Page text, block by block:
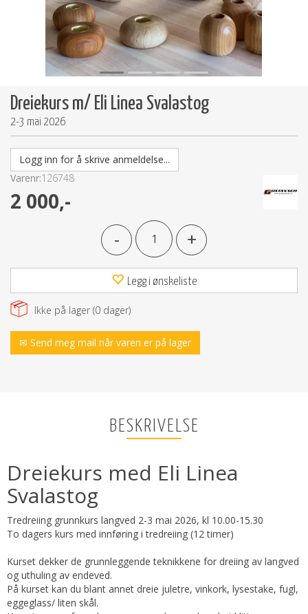
Dreiekurs m/ Eli Linea Svalastog
2-3 mai 2026
Logg inn for å skrive anmeldelse...
Varenr:126748
2 000,-
- +
Legg i ønskeliste
Ikke på lager (0 dager)
✉ Send meg mail når varen er på lager
BESKRIVELSE
Dreiekurs med Eli Linea
Svalastog
Tredreiing grunnkurs langved 2-3 mai 2026, kl 10.00-15.30
To dagers kurs med innføring i tredreiing (12 timer)
Kurset dekker de grunnleggende teknikkene for dreiing av langved
og uthuling av endeved.
På kurset kan du blant annet dreie juletre, vinkork, lysestake, fugl,
eggeglass/ liten skål.